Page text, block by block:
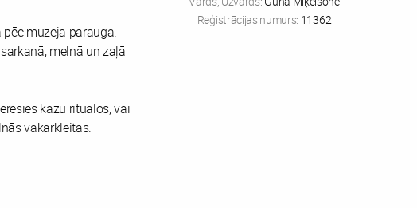
muzeja parauga.
melnā un zaļā
kāzu rituālos, vai
vakarkleitas.
Reģistrācijas numurs: 11362